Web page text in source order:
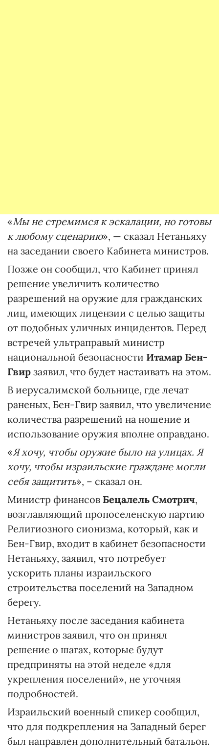
«Мы не стремимся к эскалации, но готовы
к любому сценарию», — сказал Нетаньяху
на заседании своего Кабинета министров.
Позже он сообщил, что Кабинет принял
решение увеличить количество
разрешений на оружие для гражданских
лиц, имеющих лицензии с целью защиты
от подобных уличных инцидентов. Перед
встречей ультраправый министр
национальной безопасности Итамар Бен-
Гвир заявил, что будет настаивать на этом.
В иерусалимской больнице, где лечат
раненых, Бен-Гвир заявил, что увеличение
количества разрешений на ношение и
использование оружия вполне оправдано.
«Я хочу, чтобы оружие было на улицах. Я
хочу, чтобы израильские граждане могли
себя защитить», – сказал он.
Министр финансов Бецалель Смотрич,
возглавляющий пропоселенскую партию
Религиозного сионизма, который, как и
Бен-Гвир, входит в кабинет безопасности
Нетаньяху, заявил, что потребует
ускорить планы израильского
строительства поселений на Западном
берегу.
Нетаньяху после заседания кабинета
министров заявил, что он принял
решение о шагах, которые будут
предприняты на этой неделе «для
укрепления поселений», не уточняя
подробностей.
Израильский военный спикер сообщил,
что для подкрепления на Западный берег
был направлен дополнительный батальон.